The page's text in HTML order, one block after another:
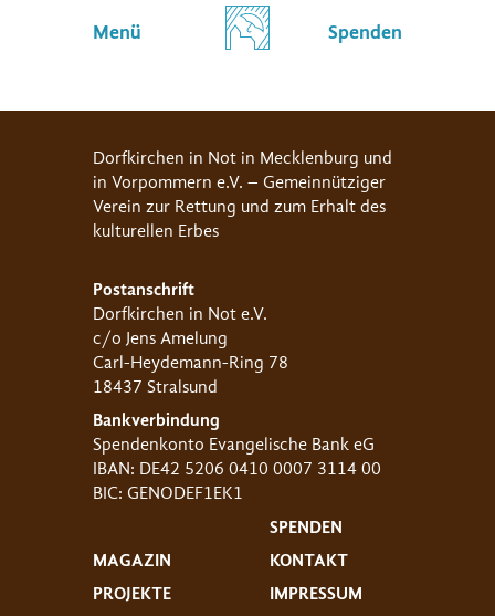
Menü Spenden
Dorfkirchen in Not in Mecklenburg und
in Vorpommern e.V. – Gemeinnütziger
Verein zur Rettung und zum Erhalt des
kulturellen Erbes
Postanschrift
Dorfkirchen in Not e.V.
c/o Jens Amelung
Carl-Heydemann-Ring 78
18437 Stralsund
Bankverbindung
Spendenkonto Evangelische Bank eG
IBAN: DE42 5206 0410 0007 3114 00
BIC: GENODEF1EK1
MAGAZIN
PROJEKTE
SPENDEN
KONTAKT
IMPRESSUM